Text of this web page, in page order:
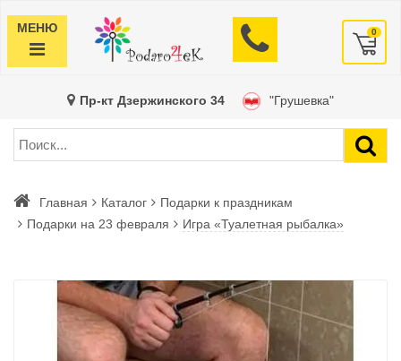
МЕНЮ 0
Пр-кт Дзержинского 34 "Грушевка"
Главная Каталог
Подарки к праздникам
Подарки на 23 февраля
Игра «Туалетная рыбалка»